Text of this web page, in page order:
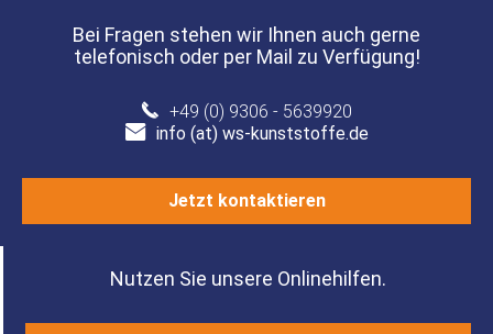
Bei Fragen stehen wir Ihnen auch gerne
telefonisch oder per Mail zu Verfügung!
+49 (0) 9306 - 5639920
info (at) ws-kunststoffe.de
Jetzt kontaktieren
Nutzen Sie unsere Onlinehilfen.